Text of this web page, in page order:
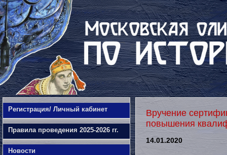
Регистрация/ Личный кабинет
Правила проведения 2025-2026 гг.
Новости
Вручение
повышения
14.01.2020